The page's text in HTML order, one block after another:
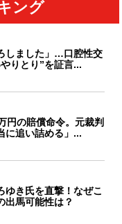
ング
しました」…口腔性交
りとり”を証言...
円の賠償命令。元裁判
に追い詰める」...
ゆき氏を直撃！なぜこ
出馬可能性は？